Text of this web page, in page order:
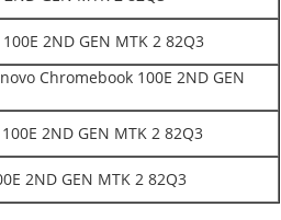
2ND GEN MTK 2 82Q3
Chromebook 100E 2ND GEN
2ND GEN MTK 2 82Q3
2ND GEN MTK 2 82Q3